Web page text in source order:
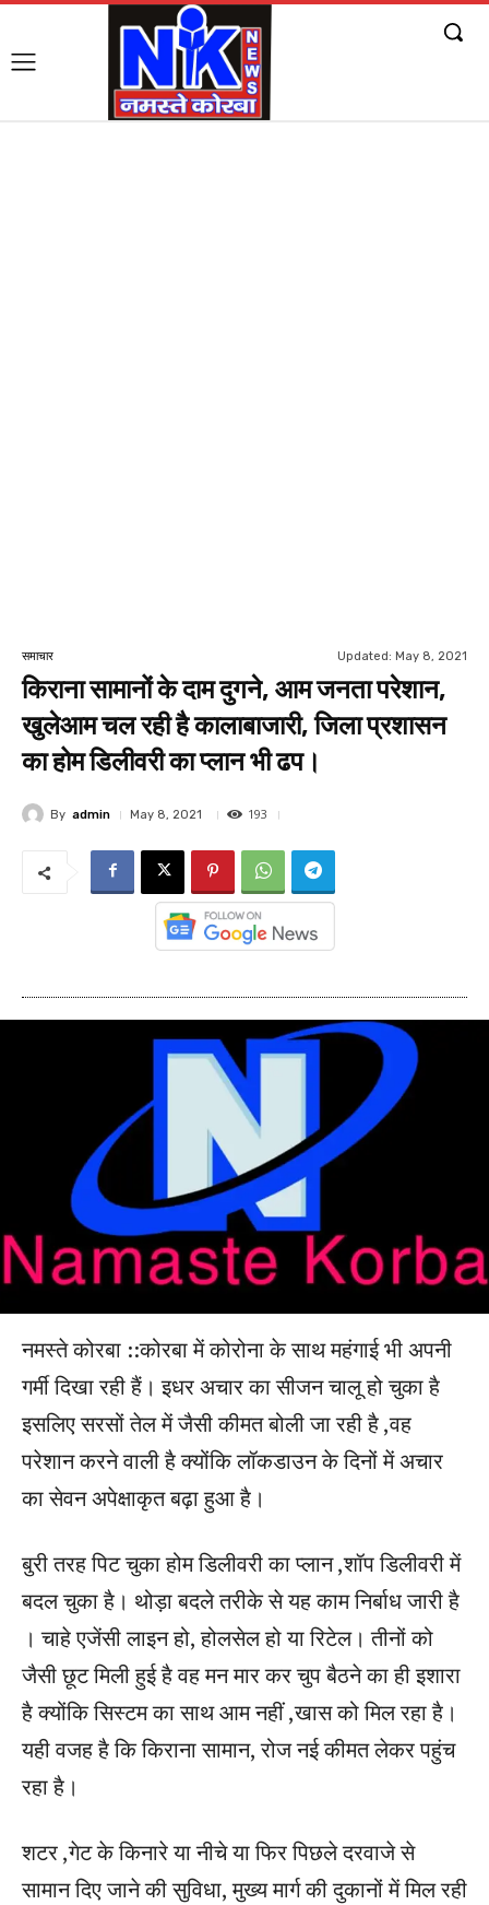
समाचार Updated: May 8, 2021
किराना सामानों के दाम दुगने, आम जनता परेशान,
खुलेआम चल रही है कालाबाजारी, जिला प्रशासन
का होम डिलीवरी का प्लान भी ढप।
By admin May 8, 2021 193
नमस्ते कोरबा ::कोरबा में कोरोना के साथ महंगाई भी अपनी
गर्मी दिखा रही हैं। इधर अचार का सीजन चालू हो चुका है
इसलिए सरसों तेल में जैसी कीमत बोली जा रही है ,वह
परेशान करने वाली है क्योंकि लॉकडाउन के दिनों में अचार
का सेवन अपेक्षाकृत बढ़ा हुआ है।
बुरी तरह पिट चुका होम डिलीवरी का प्लान ,शॉप डिलीवरी में
बदल चुका है। थोड़ा बदले तरीके से यह काम निर्बाध जारी है
। चाहे एजेंसी लाइन हो, होलसेल हो या रिटेल। तीनों को
जैसी छूट मिली हुई है वह मन मार कर चुप बैठने का ही इशारा
है क्योंकि सिस्टम का साथ आम नहीं ,खास को मिल रहा है।
यही वजह है कि किराना सामान, रोज नई कीमत लेकर पहुंच
रहा है।
शटर ,गेट के किनारे या नीचे या फिर पिछले दरवाजे से
सामान दिए जाने की सुविधा, मुख्य मार्ग की दुकानों में मिल रही